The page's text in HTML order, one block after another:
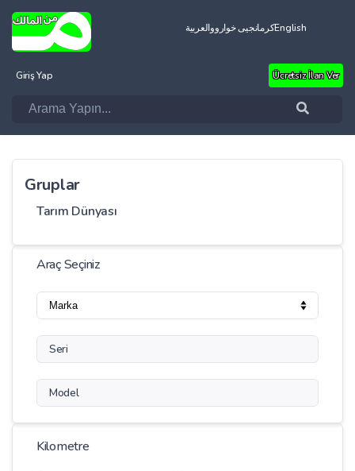
العربيةکرمانجیی خوارووEnglish
Giriş Yap Ücretsiz İlan Ver
Gruplar
Tarım Dünyası
Araç Seçiniz
Seri
Model
Kilometre